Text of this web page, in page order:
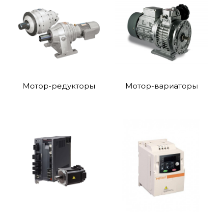
Мотор-редукторы Мотор-вариаторы